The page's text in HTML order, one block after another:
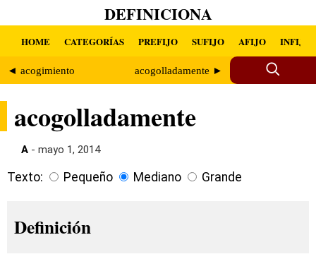
DEFINICIONA
HOME CATEGORÍAS PREFIJO SUFIJO AFIJO INFIJO
◄ acogimiento acogolladamente ►
acogolladamente
A - mayo 1, 2014
Texto: Pequeño Mediano Grande
Definición